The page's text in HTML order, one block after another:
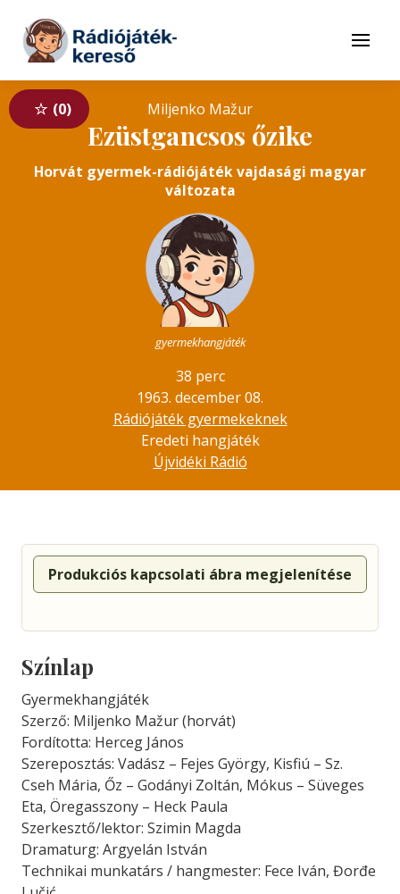
Tovább a tartalomhoz
Menü
0 Miljenko Mažur
Ezüstgancsos őzike
Horvát gyermek-rádiójáték vajdasági magyar
változata
gyermekhangjáték
38 perc
1963. december 08.
Rádiójáték gyermekeknek
Eredeti hangjáték
Újvidéki Rádió
Produkciós kapcsolati ábra megjelenítése
Színlap
Gyermekhangjáték
Szerző: Miljenko Mažur (horvát)
Fordította: Herceg János
Szereposztás: Vadász – Fejes György, Kisfiú – Sz.
Cseh Mária, Őz – Godányi Zoltán, Mókus – Süveges
Eta, Öregasszony – Heck Paula
Szerkesztő/lektor: Szimin Magda
Dramaturg: Argyelán István
Technikai munkatárs / hangmester: Fece Iván, Đorđe